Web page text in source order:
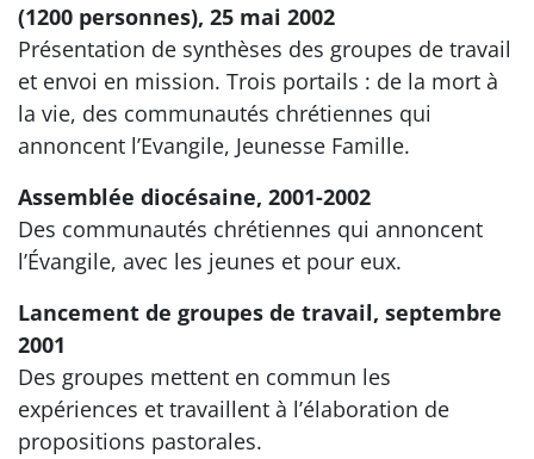
(1200 personnes), 25 mai 2002
Présentation de synthèses des groupes de travail
et envoi en mission. Trois portails : de la mort à
la vie, des communautés chrétiennes qui
annoncent l’Evangile, Jeunesse Famille.
Assemblée diocésaine, 2001-2002
Des communautés chrétiennes qui annoncent
l’Évangile, avec les jeunes et pour eux.
Lancement de groupes de travail, septembre
2001
Des groupes mettent en commun les
expériences et travaillent à l’élaboration de
propositions pastorales.